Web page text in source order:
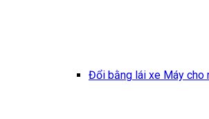
Đổi bằng lái xe Máy cho